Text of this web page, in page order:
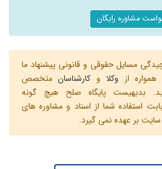
مشاوره رایگان
مسایل حقوقی و قانونی پیشنهاد ما
از وکلاو کارشناسانمتخصص
بدیهیست پایگاه صلح هیچ گونه
استفاده شما از اسناد و مشاوره های
بر عهده نمی گیرد.